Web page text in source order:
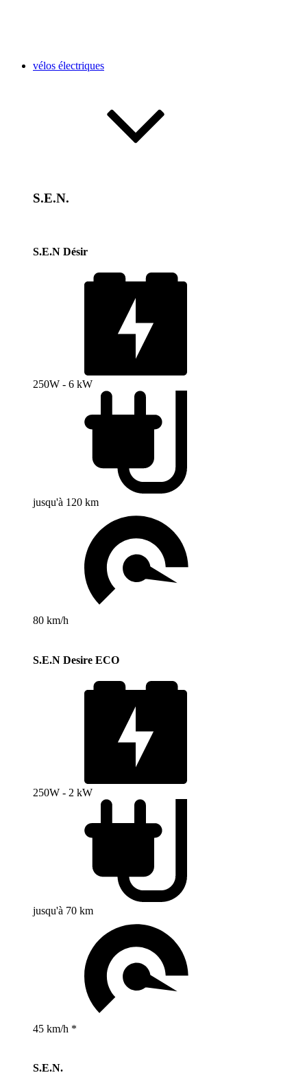
vélos électriques
S.E.N.
S.E.N Désir
250W - 6 kW
jusqu'à 120 km
80 km/h
S.E.N Desire ECO
250W - 2 kW
jusqu'à 70 km
45 km/h *
S.E.N.